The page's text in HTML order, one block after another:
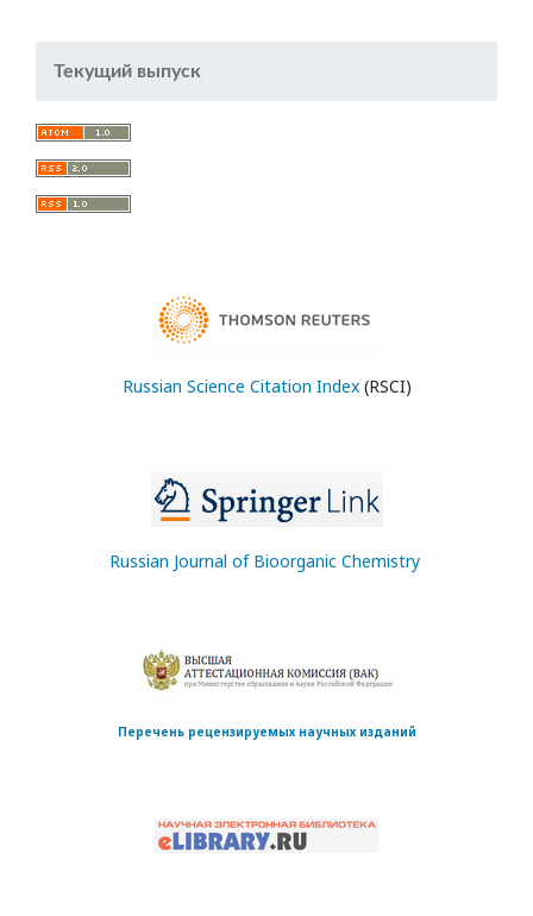
Текущий выпуск
Russian Science Citation Index(RSCI)
Russian Journal of Bioorganic Chemistry
Перечень рецензируемых научных изданий